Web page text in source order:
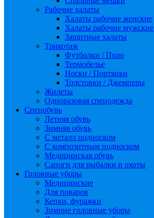
Рабочие халаты
Халаты рабочие женские
Халаты рабочие мужские
Защитные халаты
Трикотаж
Футболки / Поло
Термобелье
Носки / Портянки
Толстовки / Джемперы
Жилеты
Одноразовая спецодежда
Спецобувь
Летняя обувь
Зимняя обувь
С металл подноском
С композитным подноском
Медицинская обувь
Сапоги для рыбалки и охоты
Головные уборы
Медицинские
Для поваров
Кепки, фуражки
Зимние головные уборы